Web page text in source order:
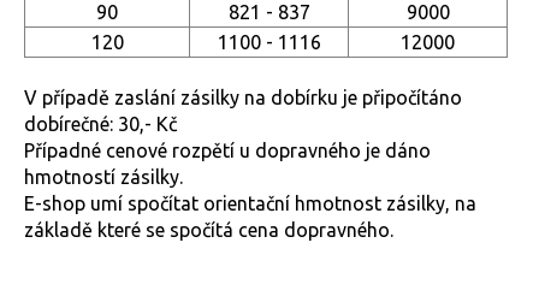
90
821 - 837
9000
120
1100 - 1116 12000
V případě zaslání zásilky na dobírku je připočítáno
dobírečné: 30,- Kč
Případné cenové rozpětí u dopravného je dáno
hmotností zásilky.
E-shop umí spočítat orientační hmotnost zásilky, na
základě které se spočítá cena dopravného.